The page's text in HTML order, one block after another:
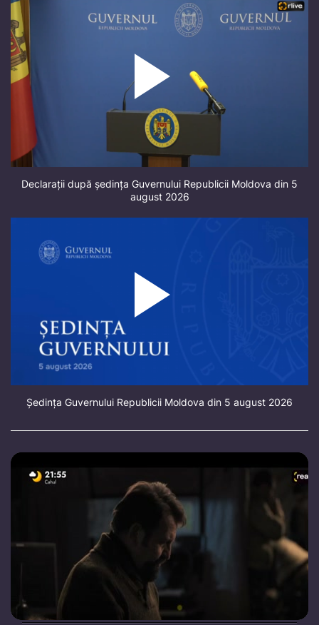
Declarații după ședința Guvernului Republicii Moldova din 5
august 2026
Ședința Guvernului Republicii Moldova din 5 august 2026